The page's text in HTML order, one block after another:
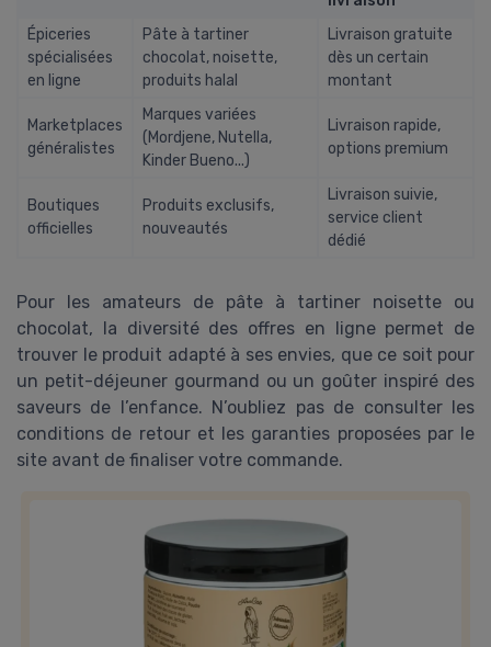
Épiceries
spécialisées
en ligne
Pâte à tartiner
chocolat, noisette,
produits halal
Livraison gratuite
dès un certain
montant
Marketplaces
généralistes
Marques variées
(Mordjene, Nutella,
Kinder Bueno...)
Livraison rapide,
options premium
Boutiques
officielles
Produits exclusifs,
nouveautés
Livraison suivie,
service client
dédié
Pour les amateurs de pâte à tartiner noisette ou
chocolat, la diversité des offres en ligne permet de
trouver le produit adapté à ses envies, que ce soit pour
un petit-déjeuner gourmand ou un goûter inspiré des
saveurs de l’enfance. N’oubliez pas de consulter les
conditions de retour et les garanties proposées par le
site avant de finaliser votre commande.